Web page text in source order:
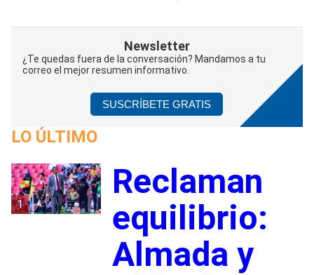
Newsletter
¿Te quedas fuera de la conversación? Mandamos a tu
correo el mejor resumen informativo.
SUSCRÍBETE GRATIS
LO ÚLTIMO
1
Reclaman
equilibrio:
Almada y